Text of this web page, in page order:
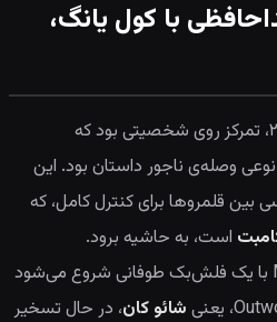
با کول یانگ،
بزرگ‌ترین مشکل فیلم سال ۲۰۲۱، تمرکز روی شخصیتی بود که
وصله‌ی ناجور داستان بود. این
قلمروها برای کنترل کامل، که
است، به حاشیه برود.
خوشبختانه، Mortal Kombat 2 با یک فلش‌بک طوفانی شروع می‌شود
شائو کان، در حال تسخیر